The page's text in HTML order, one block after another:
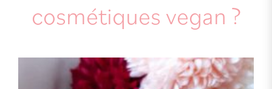
cosmétiques vegan ?